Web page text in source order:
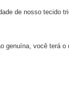
de nosso tecido
você terá